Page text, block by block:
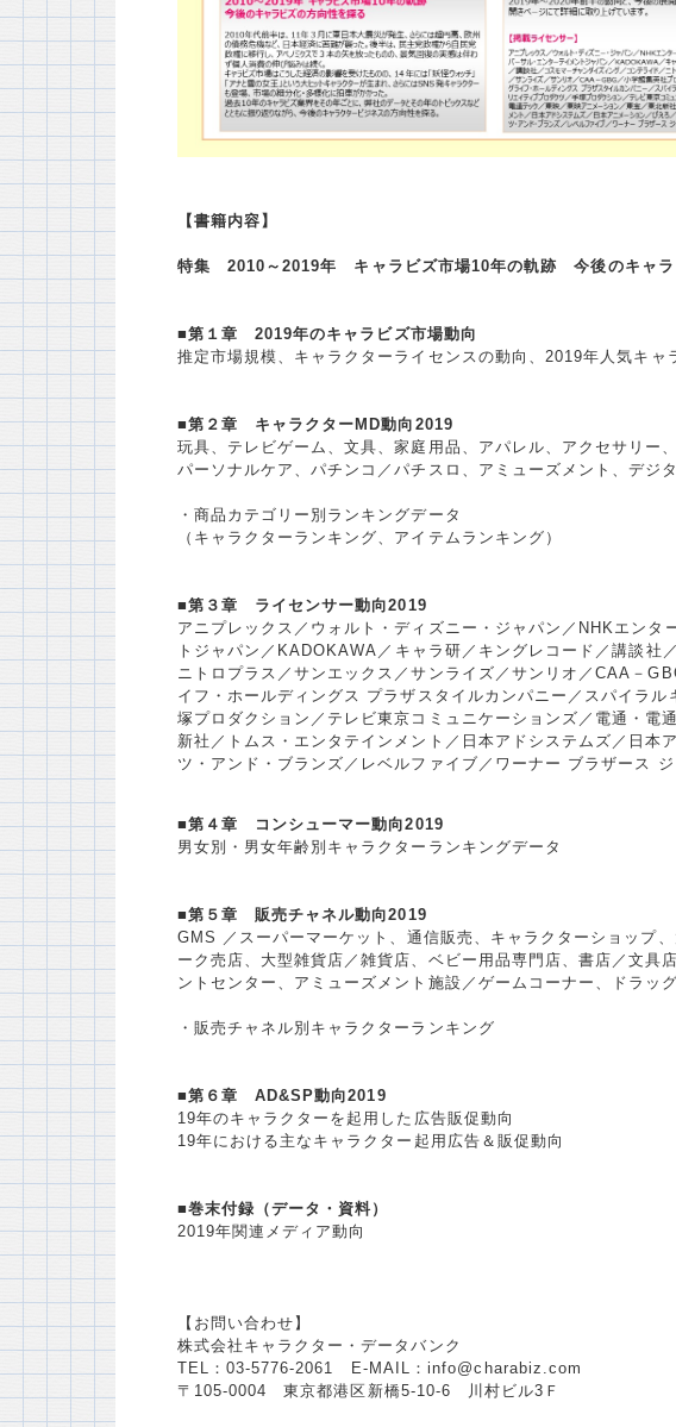
【書籍内容】
特集 2010～2019年 キャラビズ市場10年の軌跡 今後のキャラ
■第１章 2019年のキャラビズ市場動向
推定市場規模、キャラクターライセンスの動向、2019年人気キャ
■第２章 キャラクターMD動向2019
玩具、テレビゲーム、文具、家庭用品、アパレル、アクセサリー
パーソナルケア、パチンコ／パチスロ、アミューズメント、デジ
・商品カテゴリー別ランキングデータ
（キャラクターランキング、アイテムランキング）
■第３章 ライセンサー動向2019
アニプレックス／ウォルト・ディズニー・ジャパン／NHKエン
トジャパン／KADOKAWA／キャラ研／キングレコード／講談社
ニトロプラス／サンエックス／サンライズ／サンリオ／CAA－
イフ・ホールディングス プラザスタイルカンパニー／スパイラ
塚プロダクション／テレビ東京コミュニケーションズ／電通・電
新社／トムス・エンタテインメント／日本アドシステムズ／日本
ツ・アンド・ブランズ／レベルファイブ／ワーナー ブラザース ジ
■第４章 コンシューマー動向2019
男女別・男女年齢別キャラクターランキングデータ
■第５章 販売チャネル動向2019
GMS ／スーパーマーケット、通信販売、キャラクターショップ
ーク売店、大型雑貨店／雑貨店、ベビー用品専門店、書店／文具
ントセンター、アミューズメント施設／ゲームコーナー、ドラッ
・販売チャネル別キャラクターランキング
■第６章 AD&SP動向2019
19年のキャラクターを起用した広告販促動向
19年における主なキャラクター起用広告＆販促動向
■巻末付録（データ・資料）
2019年関連メディア動向
【お問い合わせ】
株式会社キャラクター・データバンク
TEL：03-5776-2061 E-MAIL：info@charabiz.com
〒105-0004 東京都港区新橋5-10-6 川村ビル3Ｆ